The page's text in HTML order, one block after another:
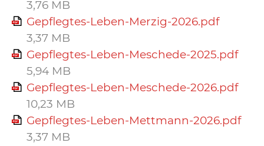
3,76 MB
Gepflegtes-Leben-Merzig-2026.pdf
3,37 MB
Gepflegtes-Leben-Meschede-2025.pdf
5,94 MB
Gepflegtes-Leben-Meschede-2026.pdf
10,23 MB
Gepflegtes-Leben-Mettmann-2026.pdf
3,37 MB